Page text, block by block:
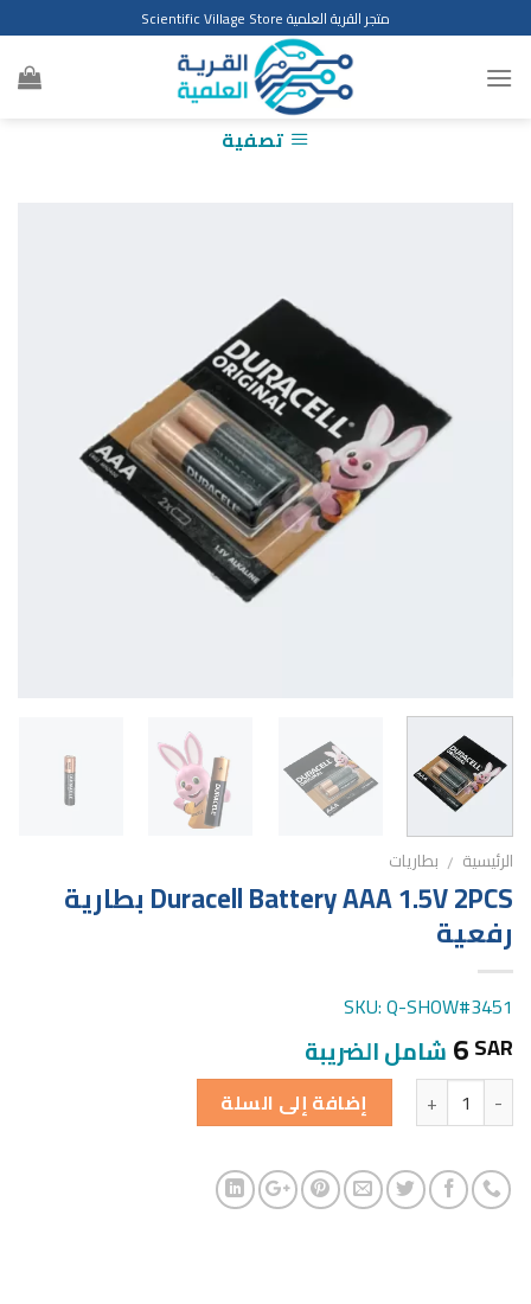
to
content
متجر القرية العلمية Scientific Village Store
تصفية
الرئيسية / بطاريات
Duracell Battery AAA 1.5V 2PCS بطارية
رفعية
SKU: Q-SHOW#3451
6SAR شامل الضريبة
الكمية إضافة إلى السلة